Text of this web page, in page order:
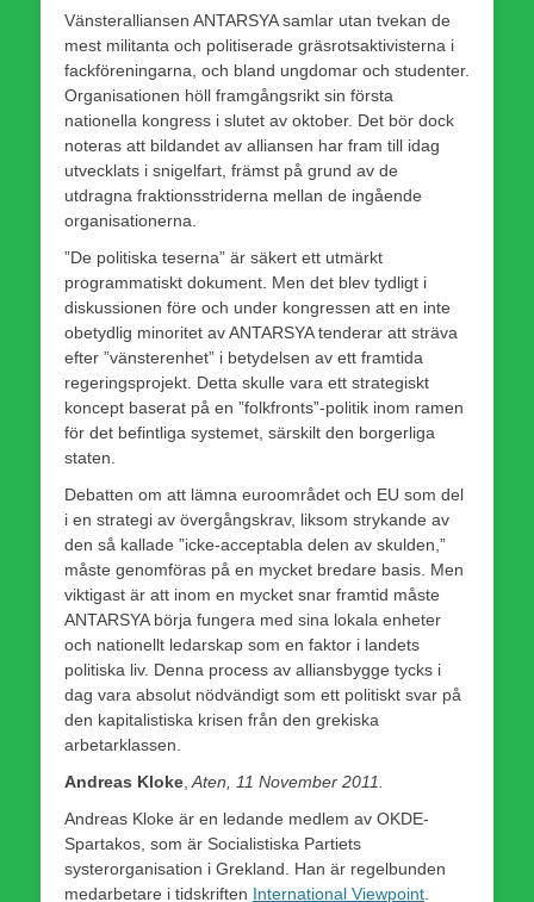
Vänsteralliansen ANTARSYA samlar utan tvekan de
mest militanta och politiserade gräsrotsaktivisterna i
fackföreningarna, och bland ungdomar och studenter.
Organisationen höll framgångsrikt sin första
nationella kongress i slutet av oktober. Det bör dock
noteras att bildandet av alliansen har fram till idag
utvecklats i snigelfart, främst på grund av de
utdragna fraktionsstriderna mellan de ingående
organisationerna.
”De politiska teserna” är säkert ett utmärkt
programmatiskt dokument. Men det blev tydligt i
diskussionen före och under kongressen att en inte
obetydlig minoritet av ANTARSYA tenderar att sträva
efter ”vänsterenhet” i betydelsen av ett framtida
regeringsprojekt. Detta skulle vara ett strategiskt
koncept baserat på en ”folkfronts”-politik inom ramen
för det befintliga systemet, särskilt den borgerliga
staten.
Debatten om att lämna euroområdet och EU som del
i en strategi av övergångskrav, liksom strykande av
den så kallade ”icke-acceptabla delen av skulden,”
måste genomföras på en mycket bredare basis. Men
viktigast är att inom en mycket snar framtid måste
ANTARSYA börja fungera med sina lokala enheter
och nationellt ledarskap som en faktor i landets
politiska liv. Denna process av alliansbygge tycks i
dag vara absolut nödvändigt som ett politiskt svar på
den kapitalistiska krisen från den grekiska
arbetarklassen.
Andreas Kloke Aten, 11 November 2011.
Andreas Kloke är en ledande medlem av OKDE-
Spartakos, som är Socialistiska Partiets
systerorganisation i Grekland. Han är regelbunden
medarbetare i tidskriften International Viewpoint